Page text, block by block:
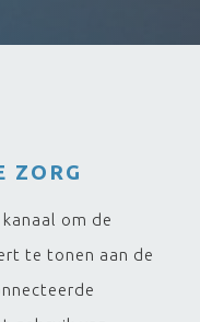
ZORG
om de
te tonen aan de